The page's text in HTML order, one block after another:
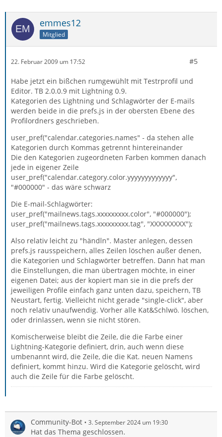
emmes12
Mitglied
22. Februar 2009 um 17:52 #5
Habe jetzt ein bißchen rumgewühlt mit Testrprofil und
Editor. TB 2.0.0.9 mit Lightning 0.9.
Kategorien des Lightning und Schlagwörter der E-mails
werden beide in die prefs.js in der obersten Ebene des
Profilordners geschrieben.
user_pref("calendar.categories.names" - da stehen alle
Kategorien durch Kommas getrennt hintereinander
Die den Kategorien zugeordneten Farben kommen danach
jede in eigener Zeile
user_pref("calendar.category.color.yyyyyyyyyyyyy",
"#000000" - das wäre schwarz
Die E-mail-Schlagwörter:
user_pref("mailnews.tags.xxxxxxxxx.color", "#000000");
user_pref("mailnews.tags.xxxxxxxxx.tag", "XXXXXXXXX");
Also relativ leicht zu "händln". Master anlegen, dessen
prefs.js rausspeichern, alles Zeilen löschen außer denen,
die Kategorien und Schlagwörter betreffen. Dann hat man
die Einstellungen, die man übertragen möchte, in einer
eigenen Datei; aus der kopiert man sie in die prefs der
jeweiligen Profile einfach ganz unten dazu, speichern, TB
Neustart, fertig. Vielleicht nicht gerade "single-click", aber
noch relativ unaufwendig. Vorher alle Kat&Schlwö. löschen,
oder drinlassen, wenn sie nicht stören.
Komischerweise bleibt die Zeile, die die Farbe einer
Lightning-Kategorie definiert, drin, auch wenn diese
umbenannt wird, die Zeile, die die Kat. neuen Namens
definiert, kommt hinzu. Wird die Kategorie gelöscht, wird
auch die Zeile für die Farbe gelöscht.
Community-Bot 3. September 2024 um 19:30
Hat das Thema geschlossen.